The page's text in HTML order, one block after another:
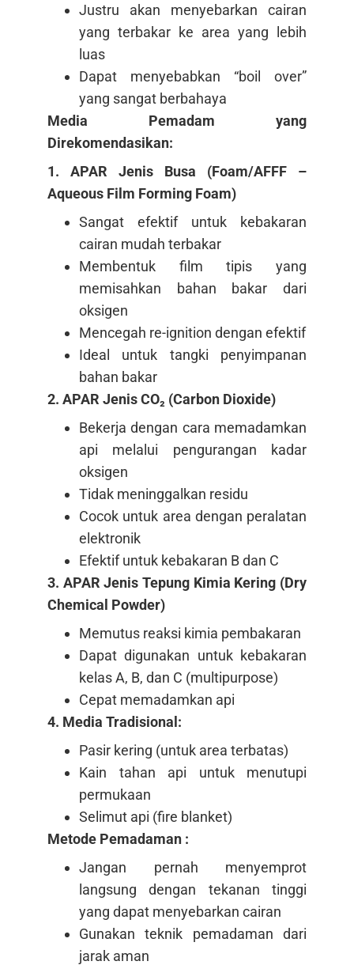
Justru akan menyebarkan cairan
yang terbakar ke area yang lebih
luas
Dapat menyebabkan “boil over”
yang sangat berbahaya
Media Pemadam yang
Direkomendasikan:
1. APAR Jenis Busa (Foam/AFFF –
Aqueous Film Forming Foam)
Sangat efektif untuk kebakaran
cairan mudah terbakar
Membentuk film tipis yang
memisahkan bahan bakar dari
oksigen
Mencegah re-ignition dengan efektif
Ideal untuk tangki penyimpanan
bahan bakar
2. APAR Jenis CO₂ (Carbon Dioxide)
Bekerja dengan cara memadamkan
api melalui pengurangan kadar
oksigen
Tidak meninggalkan residu
Cocok untuk area dengan peralatan
elektronik
Efektif untuk kebakaran B dan C
3. APAR Jenis Tepung Kimia Kering (Dry
Chemical Powder)
Memutus reaksi kimia pembakaran
Dapat digunakan untuk kebakaran
kelas A, B, dan C (multipurpose)
Cepat memadamkan api
4. Media Tradisional:
Pasir kering (untuk area terbatas)
Kain tahan api untuk menutupi
permukaan
Selimut api (fire blanket)
Metode Pemadaman :
Jangan pernah menyemprot
langsung dengan tekanan tinggi
yang dapat menyebarkan cairan
Gunakan teknik pemadaman dari
jarak aman